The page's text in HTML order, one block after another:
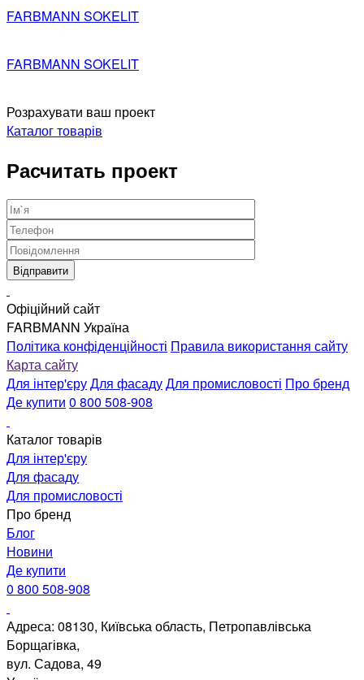
FARBMANN SOKELIT
FARBMANN SOKELIT
Розрахувати ваш проект
Каталог товарів
Расчитать проект
Офіційний сайт
FARBMANN Україна
Політика конфіденційності Правила використання сайту
Карта сайту
Для інтер'єруДля фасадуДля промисловості Про бренд
Де купити 0 800 508-908
Каталог товарів
Для інтер'єру
Для фасаду
Для промисловості
Про бренд
Блог
Новини
Де купити
0 800 508-908
Адреса: 08130, Київська область, Петропавлівська
Борщагівка,
вул. Садова, 49